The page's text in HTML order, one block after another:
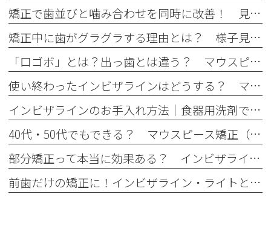
矯正で歯並びと噛み合わせを同時に改善！ 見た目だけじゃない本当の治療効果とは
矯正中に歯がグラグラする理由とは？ 様子見していいケースと危険なサイン
「口ゴボ」とは？出っ歯とは違う？ マウスピース矯正で治せるの？
使い終わったインビザラインはどうする？ マウスピース捨て方・保管方法は？
インビザラインのお手入れ方法｜食器用洗剤でOK？正しい洗い方と注意点
40代・50代でもできる？ マウスピース矯正（インビザライン）のメリットと注意点
部分矯正って本当に効果ある？ インビザライン・ライトのメリット・デメリット
前歯だけの矯正に！インビザライン・ライトとは？ 通常のインビザラインとの違い